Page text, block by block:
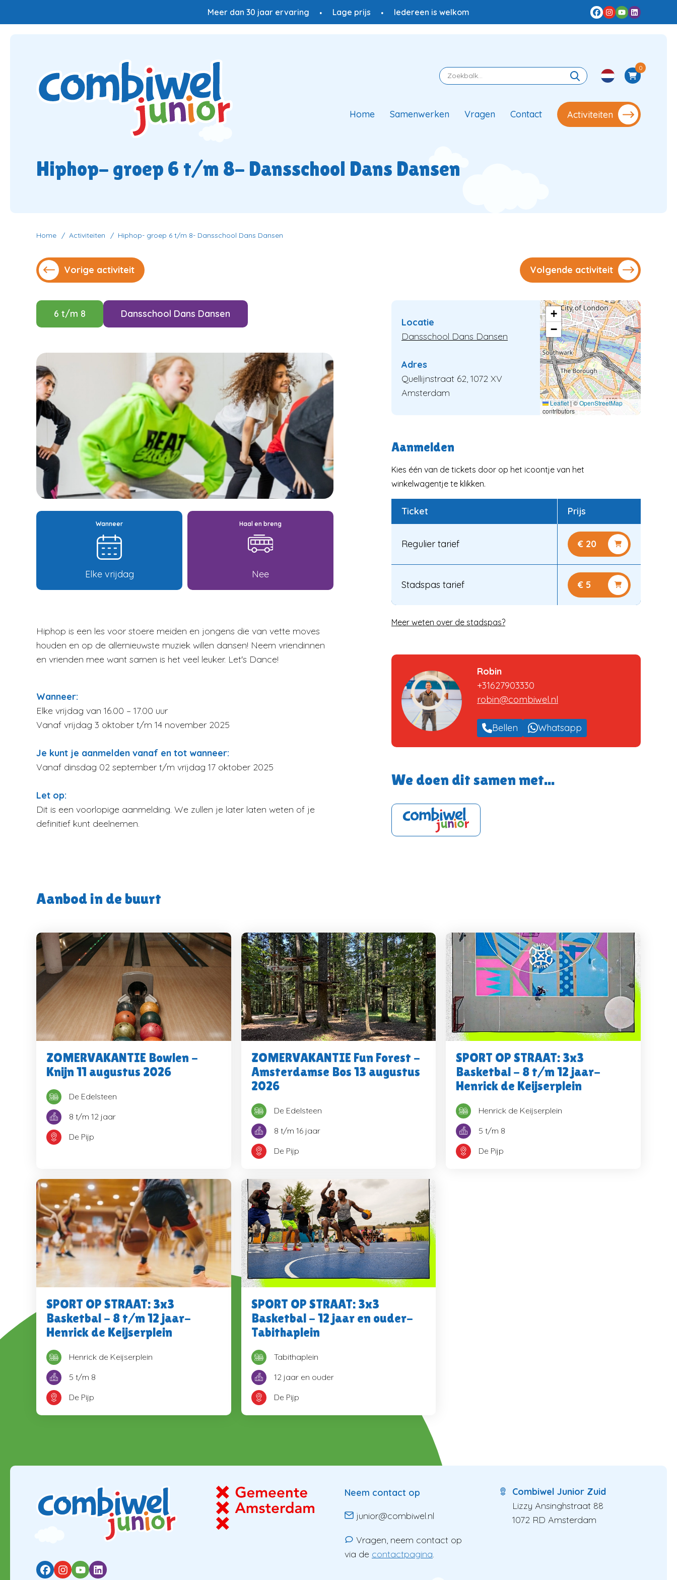
Meer dan 30 jaar ervaring Lage prijs Iedereen is welkom
Verder kijken Naar winkelwagen
0
Home Samenwerken Vragen Contact Activiteiten
Hiphop- groep 6 t/m 8- Dansschool Dans Dansen
Home Activiteiten Hiphop- groep 6 t/m 8- Dansschool Dans Dansen
Vorige activiteit Volgende activiteit
6 t/m 8 Dansschool Dans Dansen
Wanneer
Elke vrijdag
Haal en breng
Nee
Hiphop is een les voor stoere meiden en jongens die van vette moves
houden en op de allernieuwste muziek willen dansen! Neem vriendinnen
en vrienden mee want samen is het veel leuker. Let's Dance!
Wanneer:
Elke vrijdag van 16.00 – 17.00 uur
Vanaf vrijdag 3 oktober t/m 14 november 2025
Je kunt je aanmelden vanaf en tot wanneer:
Vanaf dinsdag 02 september t/m vrijdag 17 oktober 2025
Let op:
Dit is een voorlopige aanmelding. We zullen je later laten weten of je
definitief kunt deelnemen.
Locatie
Dansschool Dans Dansen
Adres
Quellijnstraat 62, 1072 XV
Amsterdam
+
−
Leaflet|©OpenStreetMap
contributors
Aanmelden
Kies één van de tickets door op het icoontje van het
winkelwagentje te klikken.
Ticket Prijs
Regulier tarief € 20
Stadspas tarief € 5
Meer weten over de stadspas?
Robin
+31627903330
robin@combiwel.nl
Bellen Whatsapp
We doen dit samen met...
Aanbod in de buurt
ZOMERVAKANTIE Bowlen -
Knijn 11 augustus 2026
De Edelsteen
8 t/m 12 jaar
De Pijp
ZOMERVAKANTIE Fun Forest -
Amsterdamse Bos 13 augustus
2026
De Edelsteen
8 t/m 16 jaar
De Pijp
SPORT OP STRAAT: 3x3
Basketbal - 8 t/m 12 jaar-
Henrick de Keijserplein
Henrick de Keijserplein
5 t/m 8
De Pijp
SPORT OP STRAAT: 3x3
Basketbal - 8 t/m 12 jaar-
Henrick de Keijserplein
Henrick de Keijserplein
5 t/m 8
De Pijp
SPORT OP STRAAT: 3x3
Basketbal - 12 jaar en ouder-
Tabithaplein
Tabithaplein
12 jaar en ouder
De Pijp
Neem contact op
junior@combiwel.nl
Vragen, neem contact op
via de contactpagina
Combiwel Junior Zuid
Lizzy Ansinghstraat 88
1072 RD Amsterdam